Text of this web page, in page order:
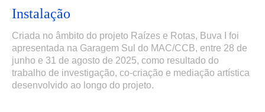
Instalação
Criada no âmbito do projeto Raízes e Rotas, Buva I foi
apresentada na Garagem Sul do MAC/CCB, entre 28 de
junho e 31 de agosto de 2025, como resultado do
trabalho de investigação, co-criação e mediação artística
desenvolvido ao longo do projeto.